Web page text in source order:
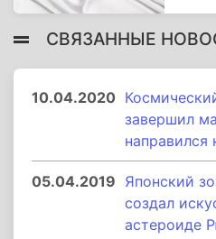
СВЯЗАННЫЕ
10.04.2020
завершил
05.04.2019 Японский
создал
астероиде